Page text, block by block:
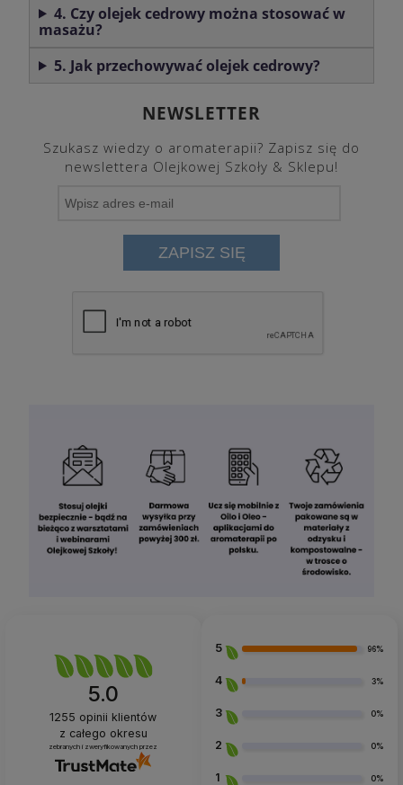
4. Czy olejek cedrowy można stosować w
masażu?
5. Jak przechowywać olejek cedrowy?
NEWSLETTER
Szukasz wiedzy o aromaterapii? Zapisz się do
newslettera Olejkowej Szkoły & Sklepu!
ZAPISZ SIĘ
5.0
1255 opinii klientów
z całego okresu
zebranych i zweryfikowanych przez
5 96%
4 3%
3 0%
2 0%
1 0%